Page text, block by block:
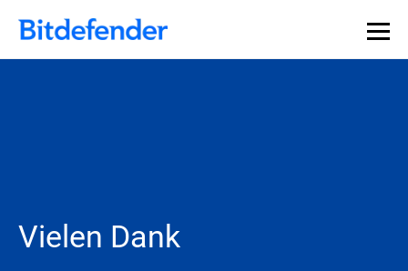
Vielen Dank